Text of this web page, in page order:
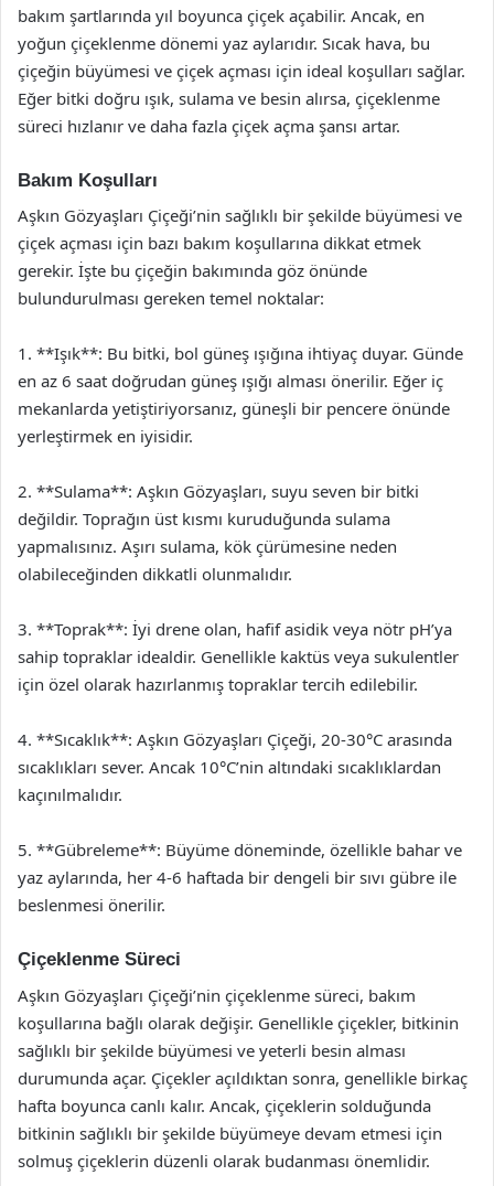
bakım şartlarında yıl boyunca çiçek açabilir. Ancak, en
yoğun çiçeklenme dönemi yaz aylarıdır. Sıcak hava, bu
çiçeğin büyümesi ve çiçek açması için ideal koşulları sağlar.
Eğer bitki doğru ışık, sulama ve besin alırsa, çiçeklenme
süreci hızlanır ve daha fazla çiçek açma şansı artar.
Bakım Koşulları
Aşkın Gözyaşları Çiçeği’nin sağlıklı bir şekilde büyümesi ve
çiçek açması için bazı bakım koşullarına dikkat etmek
gerekir. İşte bu çiçeğin bakımında göz önünde
bulundurulması gereken temel noktalar:
1. **Işık**: Bu bitki, bol güneş ışığına ihtiyaç duyar. Günde
en az 6 saat doğrudan güneş ışığı alması önerilir. Eğer iç
mekanlarda yetiştiriyorsanız, güneşli bir pencere önünde
yerleştirmek en iyisidir.
2. **Sulama**: Aşkın Gözyaşları, suyu seven bir bitki
değildir. Toprağın üst kısmı kuruduğunda sulama
yapmalısınız. Aşırı sulama, kök çürümesine neden
olabileceğinden dikkatli olunmalıdır.
3. **Toprak**: İyi drene olan, hafif asidik veya nötr pH’ya
sahip topraklar idealdir. Genellikle kaktüs veya sukulentler
için özel olarak hazırlanmış topraklar tercih edilebilir.
4. **Sıcaklık**: Aşkın Gözyaşları Çiçeği, 20-30°C arasında
sıcaklıkları sever. Ancak 10°C’nin altındaki sıcaklıklardan
kaçınılmalıdır.
5. **Gübreleme**: Büyüme döneminde, özellikle bahar ve
yaz aylarında, her 4-6 haftada bir dengeli bir sıvı gübre ile
beslenmesi önerilir.
Çiçeklenme Süreci
Aşkın Gözyaşları Çiçeği’nin çiçeklenme süreci, bakım
koşullarına bağlı olarak değişir. Genellikle çiçekler, bitkinin
sağlıklı bir şekilde büyümesi ve yeterli besin alması
durumunda açar. Çiçekler açıldıktan sonra, genellikle birkaç
hafta boyunca canlı kalır. Ancak, çiçeklerin solduğunda
bitkinin sağlıklı bir şekilde büyümeye devam etmesi için
solmuş çiçeklerin düzenli olarak budanması önemlidir.